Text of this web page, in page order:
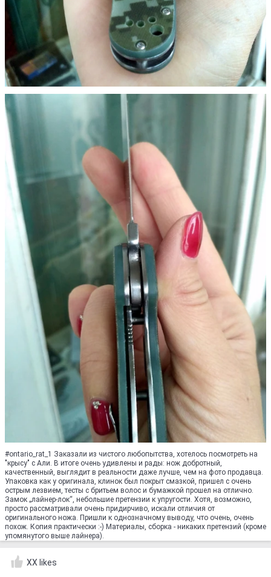
#ontario_rat_1 Заказали из чистого любопытства, хотелось посмотреть на
"крысу" с Али. В итоге очень удивлены и рады: нож добротный,
качественный, выглядит в реальности даже лучше, чем на фото продавца.
Упаковка как у оригинала, клинок был покрыт смазкой, пришел с очень
острым лезвием, тесты с бритьем волос и бумажкой прошел на отлично.
Замок „лайнер-лок“, небольшие претензии к упругости. Хотя, возможно,
просто рассматривали очень придирчиво, искали отличия от
оригинального ножа. Пришли к однозначному выводу, что очень, очень
похож. Копия практически :-) Материалы, сборка - никаких претензий (кроме
упомянутого выше лайнера).
XX likes